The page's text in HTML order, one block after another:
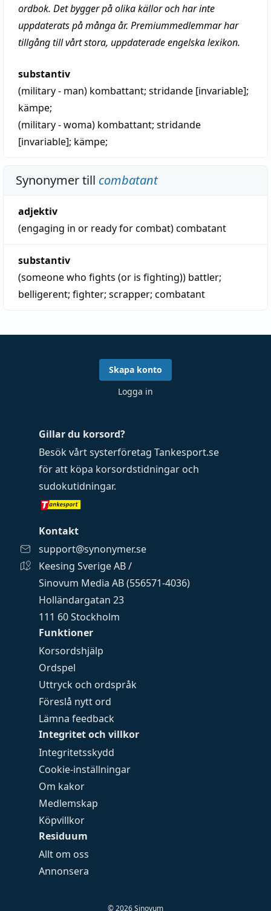
ordbok. Det bygger på olika källor och har inte
uppdaterats på många år. Premiummedlemmar har
tillgång till vårt stora, uppdaterade engelska lexikon.
substantiv
(military - man) kombattant; stridande [invariable];
kämpe;
(military - woma) kombattant; stridande
[invariable]; kämpe;
Synonymer till combatant
adjektiv
(engaging in or ready for combat)combatant
substantiv
(someone who fights (or is fighting)) battler;
belligerent; fighter; scrapper; combatant
Funktioner
Korsordshjälp
Ordspel
Uttryck och ordspråk
Föreslå nytt ord
Lämna feedback
Integritet och villkor
Integritetsskydd
Cookie-inställningar
Om kakor
Medlemskap
Köpvillkor
Residuum
Allt om oss
Annonsera
Gillar du korsord?
Besök vårt systerföretag Tankesport.se
för att köpa korsordstidningar och
sudokutidningar.
Kontakt
support@synonymer.se
Keesing Sverige AB /
Sinovum Media AB (556571-4036)
Holländargatan 23
111 60 Stockholm
Skapa konto
Logga in
©2026Sinovum